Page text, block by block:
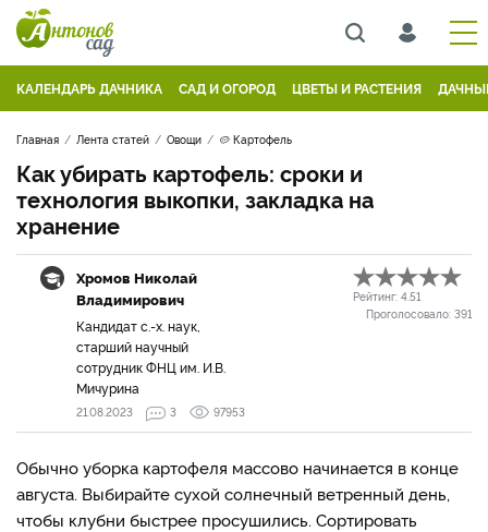
КАЛЕНДАРЬ ДАЧНИКА САД И ОГОРОД ЦВЕТЫ И РАСТЕНИЯ
Главная Лента статей Овощи 🥔 Картофель
Как убирать картофель: сроки и
технология выкопки, закладка на
хранение
Хромов Николай
Владимирович
Кандидат с.-х. наук,
старший научный
сотрудник ФНЦ им. И.В.
Мичурина
Рейтинг: 4.51
Проголосовало: 391
21.08.2023 3 97953
Обычно уборка картофеля массово начинается в конце
августа. Выбирайте сухой солнечный ветренный день,
чтобы клубни быстрее просушились. Сортировать